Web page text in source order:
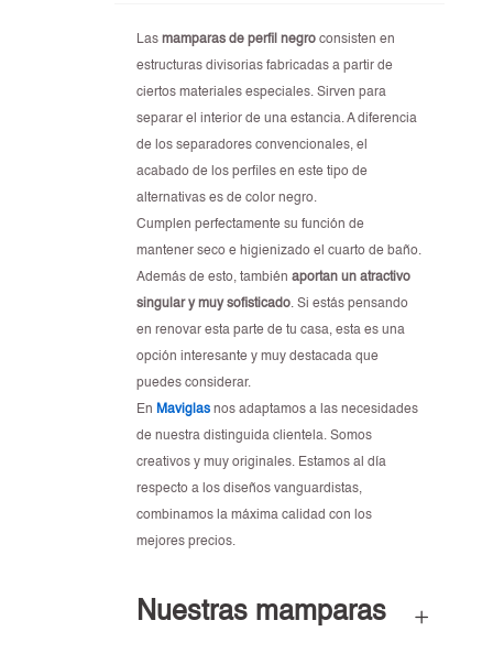
Las mamparas de perfil negro consisten en
estructuras divisorias fabricadas a partir de
ciertos materiales especiales. Sirven para
separar el interior de una estancia. A diferencia
de los separadores convencionales, el
acabado de los perfiles en este tipo de
alternativas es de color negro.
Cumplen perfectamente su función de
mantener seco e higienizado el cuarto de baño.
Además de esto, también aportan un atractivo
singular y muy sofisticado. Si estás pensando
en renovar esta parte de tu casa, esta es una
opción interesante y muy destacada que
puedes considerar.
En Maviglas nos adaptamos a las necesidades
de nuestra distinguida clientela. Somos
creativos y muy originales. Estamos al día
respecto a los diseños vanguardistas,
combinamos la máxima calidad con los
mejores precios.
Nuestras mamparas